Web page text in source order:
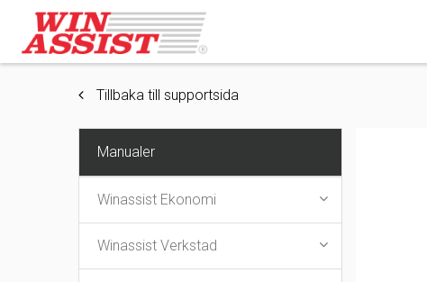
Tillbaka till supportsida
Manualer
Winassist Ekonomi
Winassist Verkstad